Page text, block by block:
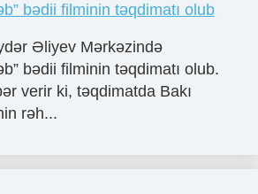
bədii filminin təqdimatı olub
Əliyev Mərkəzində
bədii filminin təqdimatı olub.
verir ki, təqdimatda Bakı
rəh...